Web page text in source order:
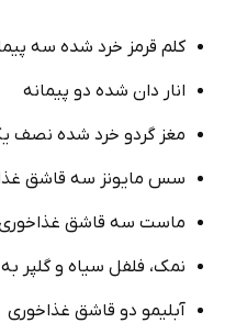
کلم قرمز خرد شده سه
انار دان شده دو پیمانه
مغز گردو خرد شده نصف
سس مایونز سه قاشق
ماست سه قاشق
نمک، فلفل سیاه و گلپر به
آبلیمو دو قاشق غذاخوری